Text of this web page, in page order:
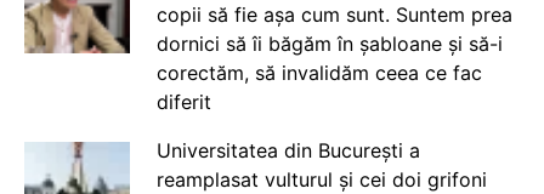
copii să fie așa cum sunt. Suntem prea
dornici să îi băgăm în șabloane și să-i
corectăm, să invalidăm ceea ce fac
diferit
Universitatea din București a
reamplasat vulturul și cei doi grifoni